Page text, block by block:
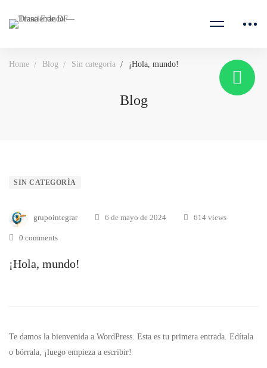
Home Blog Sin categoría ¡Hola, mundo!
Blog
¡Hola,
mundo!
SIN CATEGORÍA
grupointegrar 6 de mayo de 2024 614 views
0 comments
¡Hola, mundo!
Te damos la bienvenida a WordPress. Esta es tu primera entrada. Edítala
o bórrala, ¡luego empieza a escribir!